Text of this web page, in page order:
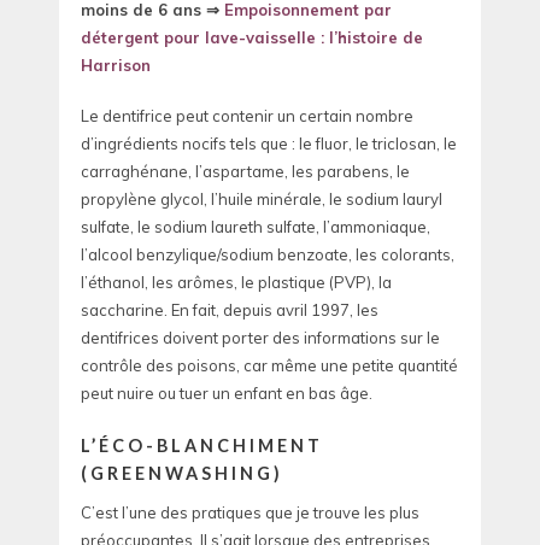
moins de 6 ans ⇒ Empoisonnement par
détergent pour lave-vaisselle : l’histoire de
Harrison
Le dentifrice peut contenir un certain nombre
d’ingrédients nocifs tels que : le fluor, le triclosan, le
carraghénane, l’aspartame, les parabens, le
propylène glycol, l’huile minérale, le sodium lauryl
sulfate, le sodium laureth sulfate, l’ammoniaque,
l’alcool benzylique/sodium benzoate, les colorants,
l’éthanol, les arômes, le plastique (PVP), la
saccharine. En fait, depuis avril 1997, les
dentifrices doivent porter des informations sur le
contrôle des poisons, car même une petite quantité
peut nuire ou tuer un enfant en bas âge.
L’ÉCO-BLANCHIMENT
(GREENWASHING)
C’est l’une des pratiques que je trouve les plus
préoccupantes. Il s’agit lorsque des entreprises